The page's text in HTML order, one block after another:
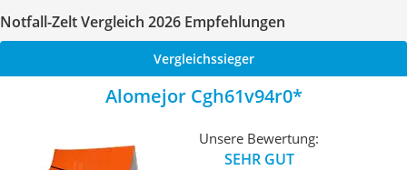
Notfall-Zelt Vergleich 2026 Empfehlungen
Vergleichssieger
Alomejor Cgh61v94r0
Unsere Bewertung:
SEHR GUT